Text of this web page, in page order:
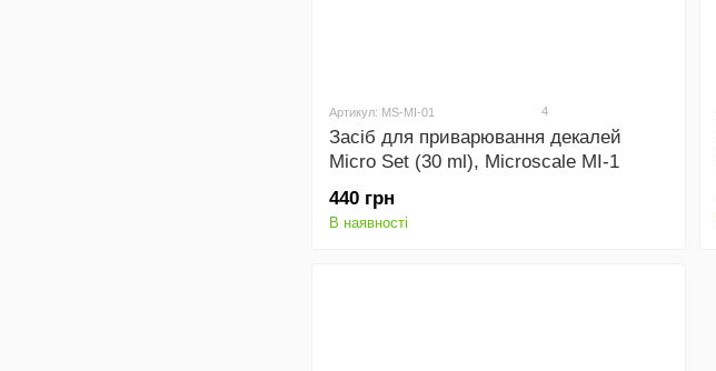
Артикул: MS-MI-01 4
Засіб для приварювання декалей
Micro Set (30 ml), Microscale MI-1
440 грн
В наявності